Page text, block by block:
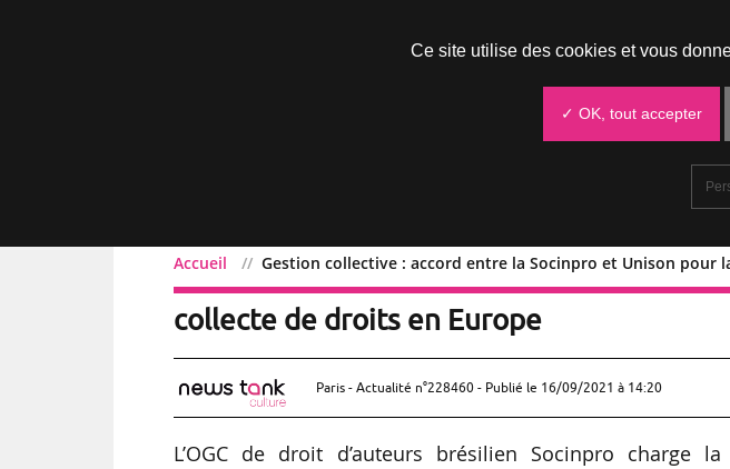
Accueil Gestion collective : accord entre la Socinpro et Unison pour
Gestion collective : accord entre la
collecte de droits en Europe
Paris - Actualité n°228460 - Publié le 16/09/2021 à 14:20
L’OGC de droit d’auteurs brésilien Socinpro charge
Ce site utilise des cookies et vous
✓ OK, tout accepter